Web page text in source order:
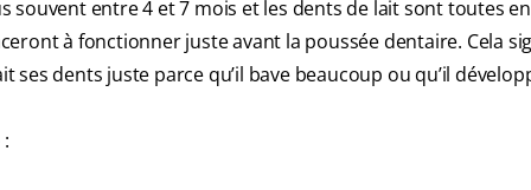
souvent entre 4 et 7 mois et les dents de lait sont toutes
à fonctionner juste avant la poussée dentaire. Cela
ses dents juste parce qu’il bave beaucoup ou qu’il